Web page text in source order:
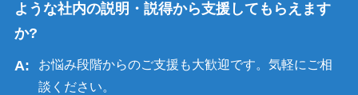
ような社内の説明・説得から支援してもらえます
か?
お悩み段階からのご支援も大歓迎です。気軽にご相
談ください。